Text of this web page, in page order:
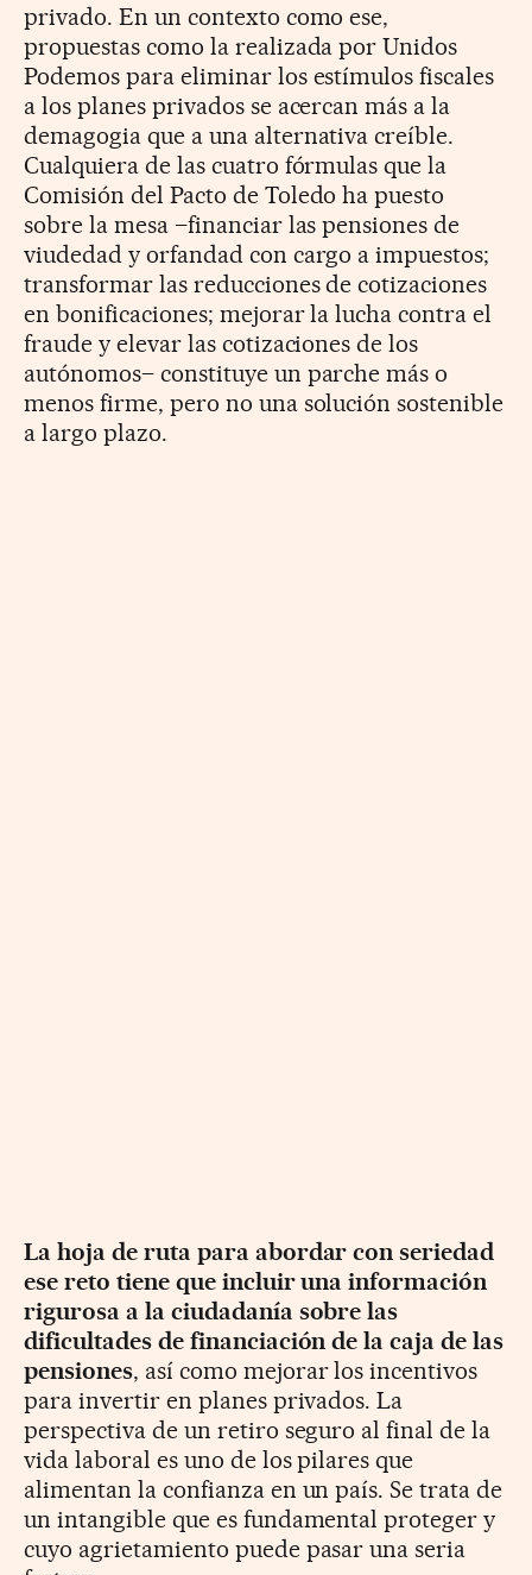
privado. En un contexto como ese,
propuestas como la realizada por Unidos
Podemos para eliminar los estímulos fiscales
a los planes privados se acercan más a la
demagogia que a una alternativa creíble.
Cualquiera de las cuatro fórmulas que la
Comisión del Pacto de Toledo ha puesto
sobre la mesa –financiar las pensiones de
viudedad y orfandad con cargo a impuestos;
transformar las reducciones de cotizaciones
en bonificaciones; mejorar la lucha contra el
fraude y elevar las cotizaciones de los
autónomos– constituye un parche más o
menos firme, pero no una solución sostenible
a largo plazo.
La hoja de ruta para abordar con seriedad
ese reto tiene que incluir una información
rigurosa a la ciudadanía sobre las
dificultades de financiación de la caja de las
pensiones, así como mejorar los incentivos
para invertir en planes privados. La
perspectiva de un retiro seguro al final de la
vida laboral es uno de los pilares que
alimentan la confianza en un país. Se trata de
un intangible que es fundamental proteger y
cuyo agrietamiento puede pasar una seria